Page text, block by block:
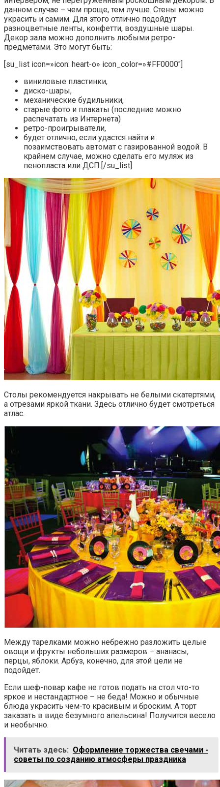
данном случае – чем проще, тем лучше. Стены можно
украсить и самим. Для этого отлично подойдут
разноцветные ленты, конфетти, воздушные шары.
Декор зала можно дополнить любыми ретро-
предметами. Это могут быть:
[su_list icon=»icon: heart-o» icon_color=»#FF0000″]
виниловые пластинки,
диско-шары,
механические будильники,
старые фото и плакаты (последние можно
распечатать из Интернета)
ретро-проигрыватели,
будет отлично, если удастся найти и
позаимствовать автомат с газированной водой. В
крайнем случае, можно сделать его муляж из
пенопласта или ДСП.[/su_list]
Столы рекомендуется накрывать не белыми скатертями,
а отрезами яркой ткани. Здесь отлично будет смотреться
атлас.
Между тарелками можно небрежно разложить целые
овощи и фрукты небольших размеров – ананасы,
перцы, яблоки. Арбуз, конечно, для этой цели не
подойдет.
Если шеф-повар кафе не готов подать на стол что-то
яркое и нестандартное – не беда! Можно и обычные
блюда украсить чем-то красивым и броским. А торт
заказать в виде безумного апельсина! Получится весело
и необычно.
Читать здесь: Оформление торжества свечами -
советы по созданию атмосферы праздника